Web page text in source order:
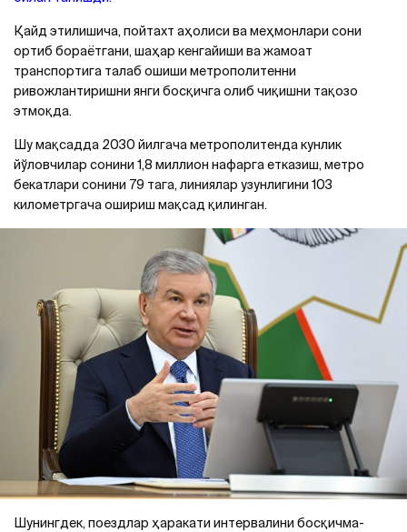
Қайд этилишича, пойтахт аҳолиси ва меҳмонлари сони
ортиб бораётгани, шаҳар кенгайиши ва жамоат
транспортига талаб ошиши метрополитенни
ривожлантиришни янги босқичга олиб чиқишни тақозо
этмоқда.
Шу мақсадда 2030 йилгача метрополитенда кунлик
йўловчилар сонини 1,8 миллион нафарга етказиш, метро
бекатлари сонини 79 тага, линиялар узунлигини 103
километргача ошириш мақсад қилинган.
Шунингдек, поездлар ҳаракати интервалини босқичма-